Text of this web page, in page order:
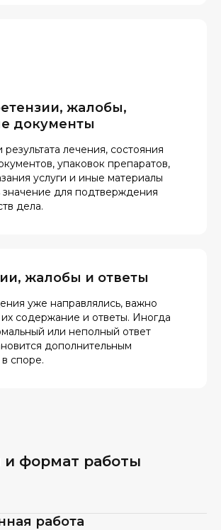
жалобы,
документы
лечения, состояния
упаковок препаратов,
услуги и иные материалы
значение для подтверждения
дела.
жалобы и ответы
уже направлялись, важно
содержание и ответы. Иногда
или неполный ответ
дополнительным
споре.
и формат работы
работа